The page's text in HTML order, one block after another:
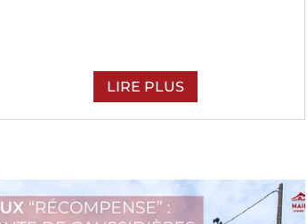
LIRE PLUS